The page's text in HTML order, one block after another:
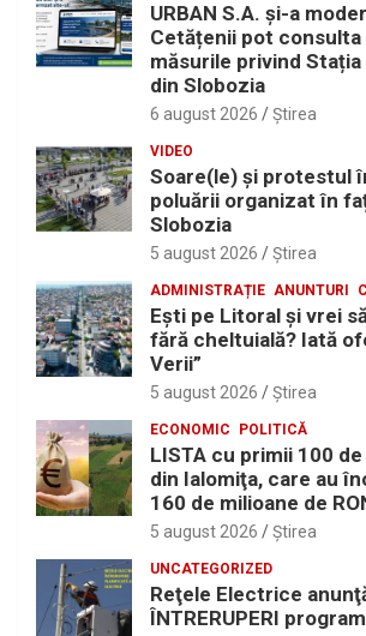
URBAN S.A. și-a
Cetățenii pot consulta
măsurile privind Stația
din Slobozia
6 august 2026 Ştirea
VIDEO
Soare(le) și protestul
poluării organizat în
Slobozia
5 august 2026 Ştirea
ADMINISTRAȚIE ANUNTURI
Eşti pe Litoral şi vrei
fără cheltuială? Iată
Verii”
5 august 2026 Ştirea
ECONOMIC POLITICĂ
LISTA cu primii 100 de
din Ialomiţa, care au
160 de milioane de
5 august 2026 Ştirea
UNCATEGORIZED
Reţele Electrice
ÎNTRERUPERI